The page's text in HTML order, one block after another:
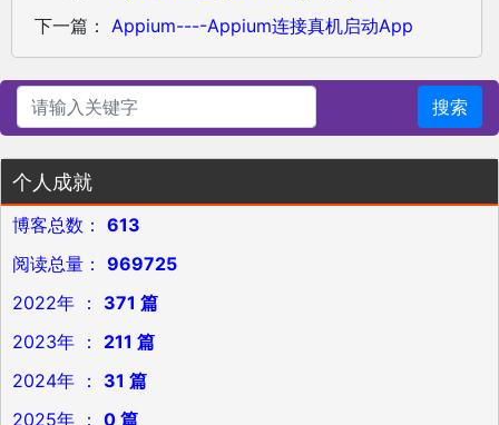
下一篇： Appium----Appium连接真机启动App
搜索
个人成就
博客总数： 613
阅读总量： 969725
2022年 ： 371 篇
2023年 ： 211 篇
2024年 ： 31 篇
2025年 ： 0 篇